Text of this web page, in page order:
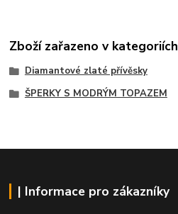
Zboží zařazeno v kategoriích
Diamantové zlaté přívěsky
ŠPERKY S MODRÝM TOPAZEM
| Informace pro zákazníky